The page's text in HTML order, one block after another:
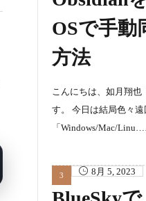
OSで手動
方法
こんにちは、如月翔也
す。 今日は結局色々
「Windows/Mac/
8月 5, 2023